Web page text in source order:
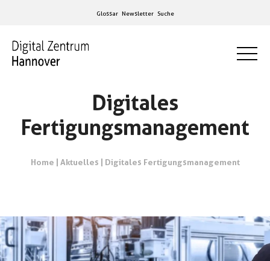
Glossar Newsletter Suche
Digitales
Fertigungsmanagement
Home | Aktuelles | Digitales Fertigungsmanagement